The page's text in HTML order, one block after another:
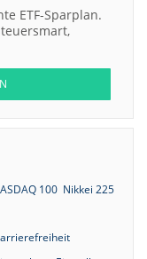
ETF-Sparplan.
100 Nikkei 225